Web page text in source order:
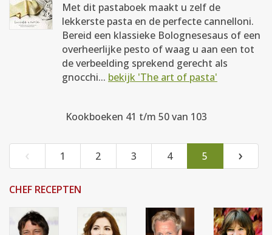
Met dit pastaboek maakt u zelf de
lekkerste pasta en de perfecte cannelloni.
Bereid een klassieke Bolognesesaus of een
overheerlijke pesto of waag u aan een tot
de verbeelding sprekend gerecht als
gnocchi... bekijk 'The art of pasta'
Kookboeken 41 t/m 50 van 103
‹ 1 2 3 4 5 ›
CHEF RECEPTEN